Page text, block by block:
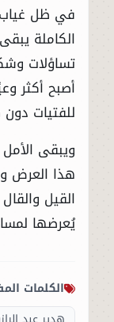
في ظل غياب
الكاملة
تساؤلات
أصبح أكثر
للفتيات
ويبقى
هذا العرض
القيل
يُعرضها
الكلمات